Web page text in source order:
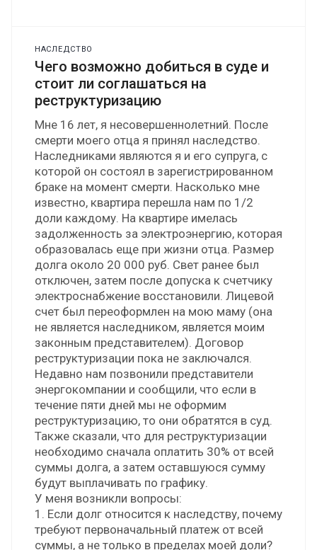
НАСЛЕДСТВО
Чего возможно добиться в суде и
стоит ли соглашаться на
реструктуризацию
Мне 16 лет, я несовершеннолетний. После
смерти моего отца я принял наследство.
Наследниками являются я и его супруга, с
которой он состоял в зарегистрированном
браке на момент смерти. Насколько мне
известно, квартира перешла нам по 1/2
доли каждому. На квартире имелась
задолженность за электроэнергию, которая
образовалась еще при жизни отца. Размер
долга около 20 000 руб. Свет ранее был
отключен, затем после допуска к счетчику
электроснабжение восстановили. Лицевой
счет был переоформлен на мою маму (она
не является наследником, является моим
законным представителем). Договор
реструктуризации пока не заключался.
Недавно нам позвонили представители
энергокомпании и сообщили, что если в
течение пяти дней мы не оформим
реструктуризацию, то они обратятся в суд.
Также сказали, что для реструктуризации
необходимо сначала оплатить 30% от всей
суммы долга, а затем оставшуюся сумму
будут выплачивать по графику.
У меня возникли вопросы:
1. Если долг относится к наследству, почему
требуют первоначальный платеж от всей
суммы, а не только в пределах моей доли?